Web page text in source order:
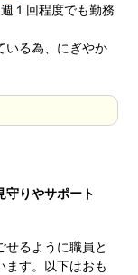
１回程度でも勤務
いる為、にぎやか
りやサポート
るように職員と
ます。以下はおも